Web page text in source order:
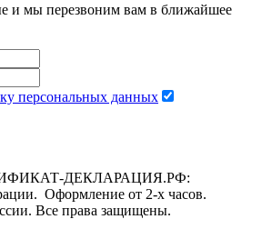
и мы перезвоним вам в ближайшее
персональных данных
ДЕКЛАРАЦИЯ.РФ:
Оформление от 2-х часов.
Все права защищены.